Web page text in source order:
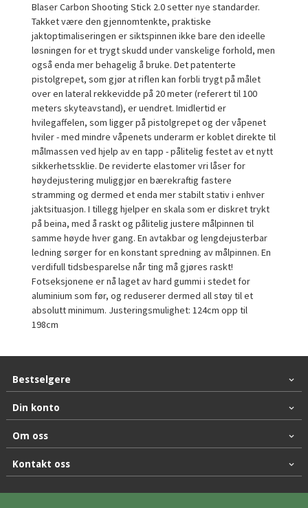
Blaser Carbon Shooting Stick 2.0 setter nye standarder.
Takket være den gjennomtenkte, praktiske
jaktoptimaliseringen er siktspinnen ikke bare den ideelle
løsningen for et trygt skudd under vanskelige forhold, men
også enda mer behagelig å bruke. Det patenterte
pistolgrepet, som gjør at riflen kan forbli trygt på målet
over en lateral rekkevidde på 20 meter (referert til 100
meters skyteavstand), er uendret. Imidlertid er
hvilegaffelen, som ligger på pistolgrepet og der våpenet
hviler - med mindre våpenets underarm er koblet direkte til
målmassen ved hjelp av en tapp - pålitelig festet av et nytt
sikkerhetssklie. De reviderte elastomer vri låser for
høydejustering muliggjør en bærekraftig fastere
stramming og dermed et enda mer stabilt stativ i enhver
jaktsituasjon. I tillegg hjelper en skala som er diskret trykt
på beina, med å raskt og pålitelig justere målpinnen til
samme høyde hver gang. En avtakbar og lengdejusterbar
ledning sørger for en konstant spredning av målpinnen. En
verdifull tidsbesparelse når ting må gjøres raskt!
Fotseksjonene er nå laget av hard gummi i stedet for
aluminium som før, og reduserer dermed all støy til et
absolutt minimum. Justeringsmulighet: 124cm opp til
198cm
Bestselgere
Din konto
Om oss
Kontakt oss